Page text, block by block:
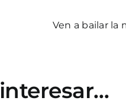
Ven a bailar la